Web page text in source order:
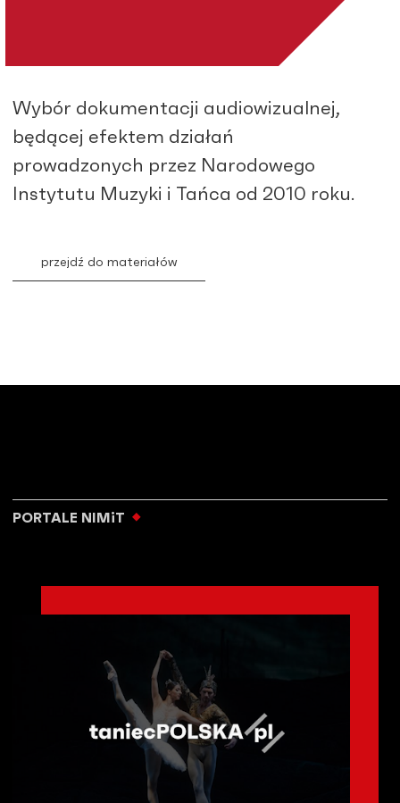
Wybór dokumentacji audiowizualnej,
będącej efektem działań
prowadzonych przez Narodowego
Instytutu Muzyki i Tańca od 2010 roku.
przejdź do materiałów
PORTALE NIMiT